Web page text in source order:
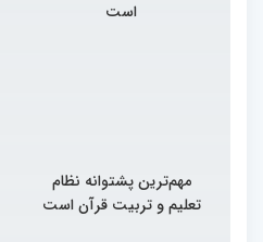
است
مهم‌ترین پشتوانه نظام
تعلیم و تربیت قرآن است